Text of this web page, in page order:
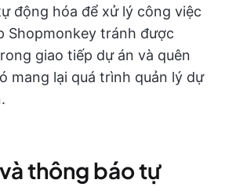
động hóa để xử lý công việc
Shopmonkey tránh được
giao tiếp dự án và quên
mang lại quá trình quản lý dự
thông báo tự